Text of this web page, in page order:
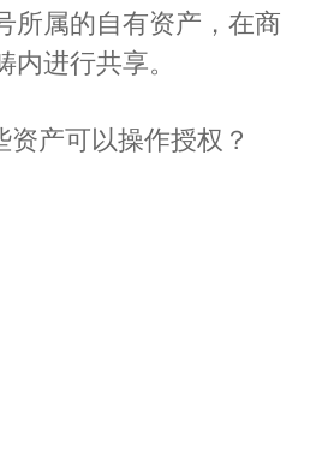
所属的自有资产，在商
内进行共享。
产可以操作授权？